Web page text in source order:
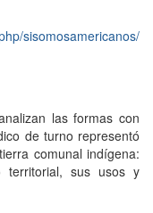
sisomosamericanos/
las formas con
de turno representó
comunal indígena:
territorial, sus usos y